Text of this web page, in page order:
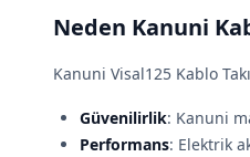
Neden Kanuni
Kanuni Visal125 Kablo
Güvenilirlik: Kanuni
Performans: Elektrik